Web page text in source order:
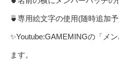
🍵専用絵文字の使用(随時追加
✨Youtube:GAMEMINGの「メ
ます。